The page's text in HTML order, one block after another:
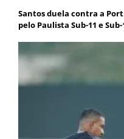
Santos duela contra a
pelo Paulista Sub-11 e Sub-